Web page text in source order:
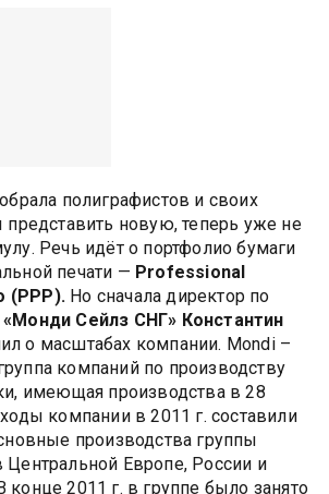
полиграфистов и своих
представить новую, теперь уже не
Речь идёт о портфолио бумаги
печати — Professional
(PPP). Но сначала директор по
Сейлз СНГ» Константин
о масштабах компании. Mondi –
компаний по производству
имеющая производства в 28
компании в 2011 г. составили
производства группы
Центральной Европе, России и
2011 г. в группе было занято